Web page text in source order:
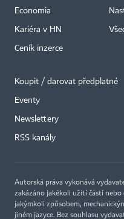
Economia
Kariéra v HN
Ceník inzerce
Koupit / darovat předplatné
Eventy
Newslettery
RSS kanály
Autorská práva vykonává
zakázáno jakékoli užití částí nebo
jakýmkoli způsobem,
jiném jazyce. Bez souhlasu